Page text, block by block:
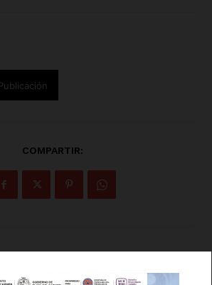
Luces
COMPARTIR: